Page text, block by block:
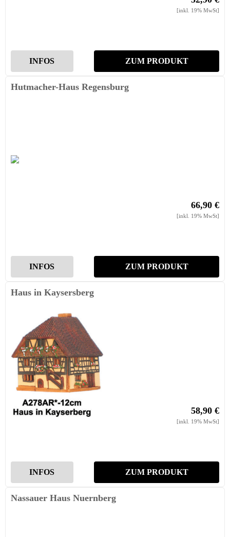
[inkl. 19% MwSt]
INFOS ZUM PRODUKT
Hutmacher-Haus Regensburg
66,90 €
[inkl. 19% MwSt]
INFOS ZUM PRODUKT
Haus in Kaysersberg
58,90 €
[inkl. 19% MwSt]
INFOS ZUM PRODUKT
Nassauer Haus Nuernberg